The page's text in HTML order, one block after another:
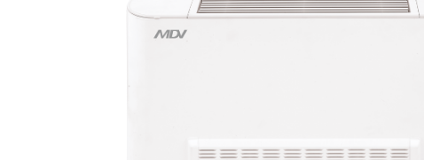
Тепловые насосы
Mini VRF-системы серия